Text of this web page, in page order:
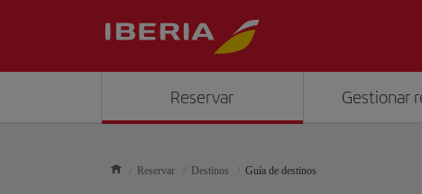
Reservar Gestionar
Reservar Destinos Guía de destinos